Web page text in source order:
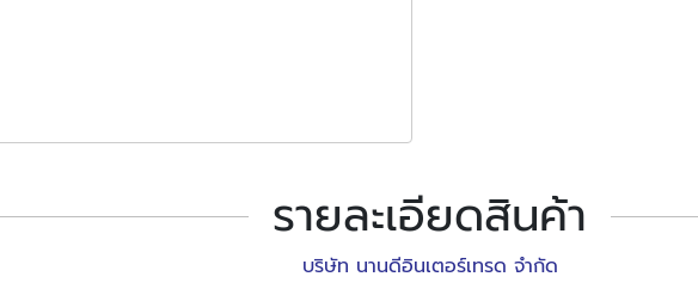
รายละเอียดสินค้า
บริษัท นานดีอินเตอร์เทรด จำกัด